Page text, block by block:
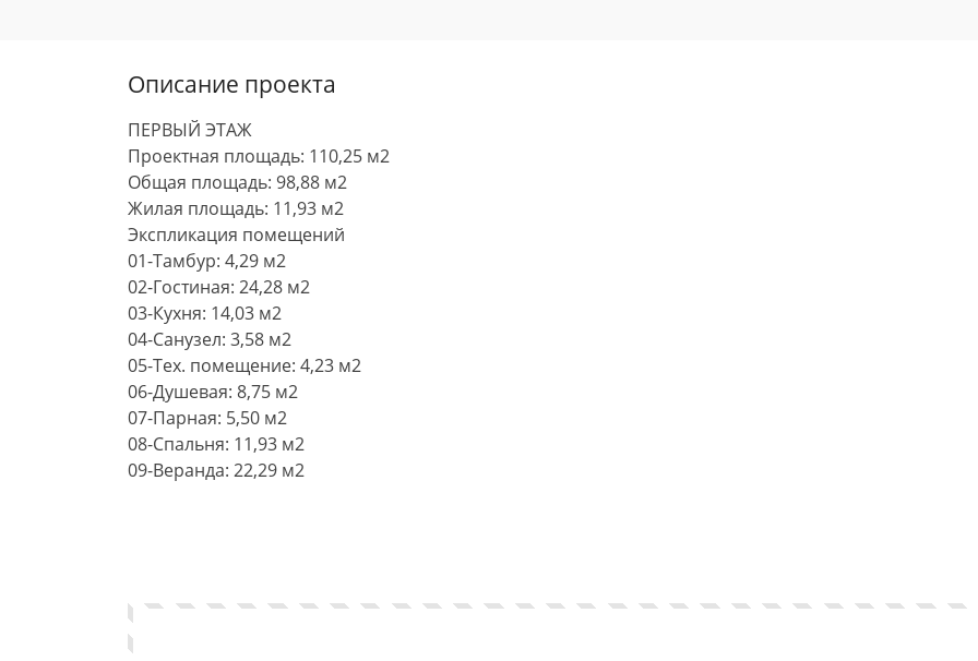
Описание проекта
ПЕРВЫЙ ЭТАЖ
Проектная площадь: 110,25 м2
Общая площадь: 98,88 м2
Жилая площадь: 11,93 м2
Экспликация помещений
01-Тамбур: 4,29 м2
02-Гостиная: 24,28 м2
03-Кухня: 14,03 м2
04-Санузел: 3,58 м2
05-Тех. помещение: 4,23 м2
06-Душевая: 8,75 м2
07-Парная: 5,50 м2
08-Спальня: 11,93 м2
09-Веранда: 22,29 м2